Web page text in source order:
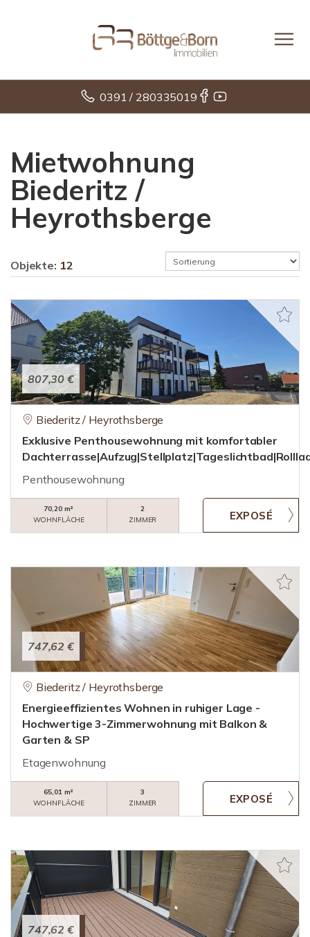
0391 / 280335019
Mietwohnung
Biederitz /
Heyrothsberge
Objekte: 12
807,30 €
Biederitz / Heyrothsberge
Exklusive Penthousewohnung mit komfortabler
Penthousewohnung
70,20 m²
WOHNFLÄCHE
2
ZIMMER
747,62 €
Biederitz / Heyrothsberge
Energieeffizientes Wohnen in ruhiger Lage -
Hochwertige 3-Zimmerwohnung mit Balkon &
Garten & SP
Etagenwohnung
65,01 m²
WOHNFLÄCHE
3
ZIMMER
747,62 €